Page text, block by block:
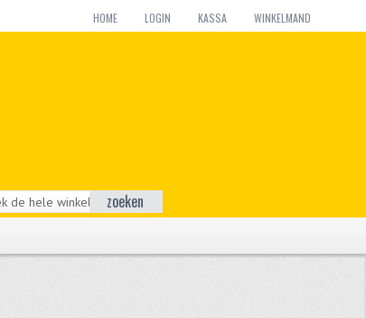
HOME LOGIN KASSA WINKELMAND
zoeken